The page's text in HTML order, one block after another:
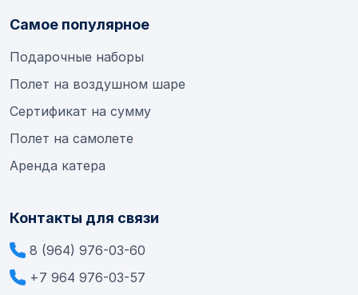
Самое популярное
Подарочные наборы
Полет на воздушном шаре
Сертификат на сумму
Полет на самолете
Аренда катера
Контакты для связи
8 (964) 976-03-60
+7 964 976-03-57